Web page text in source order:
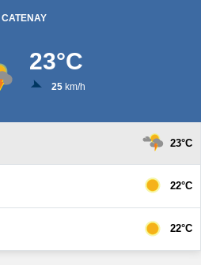
CATENAY
23°C
25km/h
23°C
22°C
22°C